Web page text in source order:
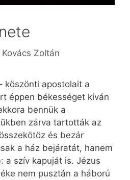
Kovács Zoltán
köszönti apostolait a
éppen békességet kíván
bennük a
zárva tartották az
és bezár
a ház bejáratát, hanem
a szív kapuját is. Jézus
nem pusztán a háború